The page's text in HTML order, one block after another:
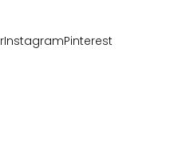
InstagramPinterest